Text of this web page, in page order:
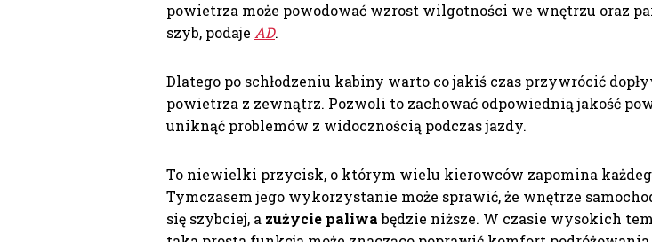
powietrza może powodować wzrost wilgotności we wnętrzu oraz
szyb, podaje AD.
Dlatego po schłodzeniu kabiny warto co jakiś czas przywrócić
powietrza z zewnątrz. Pozwoli to zachować odpowiednią jakość
uniknąć problemów z widocznością podczas jazdy.
To niewielki przycisk, o którym wielu kierowców zapomina
Tymczasem jego wykorzystanie może sprawić, że wnętrze
się szybciej, a zużycie paliwabędzie niższe. W czasie wysokich